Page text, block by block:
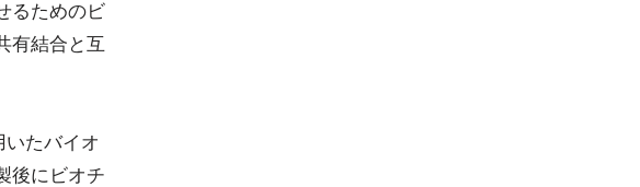
るためのビ
有結合と互
たバイオ
後にビオチ